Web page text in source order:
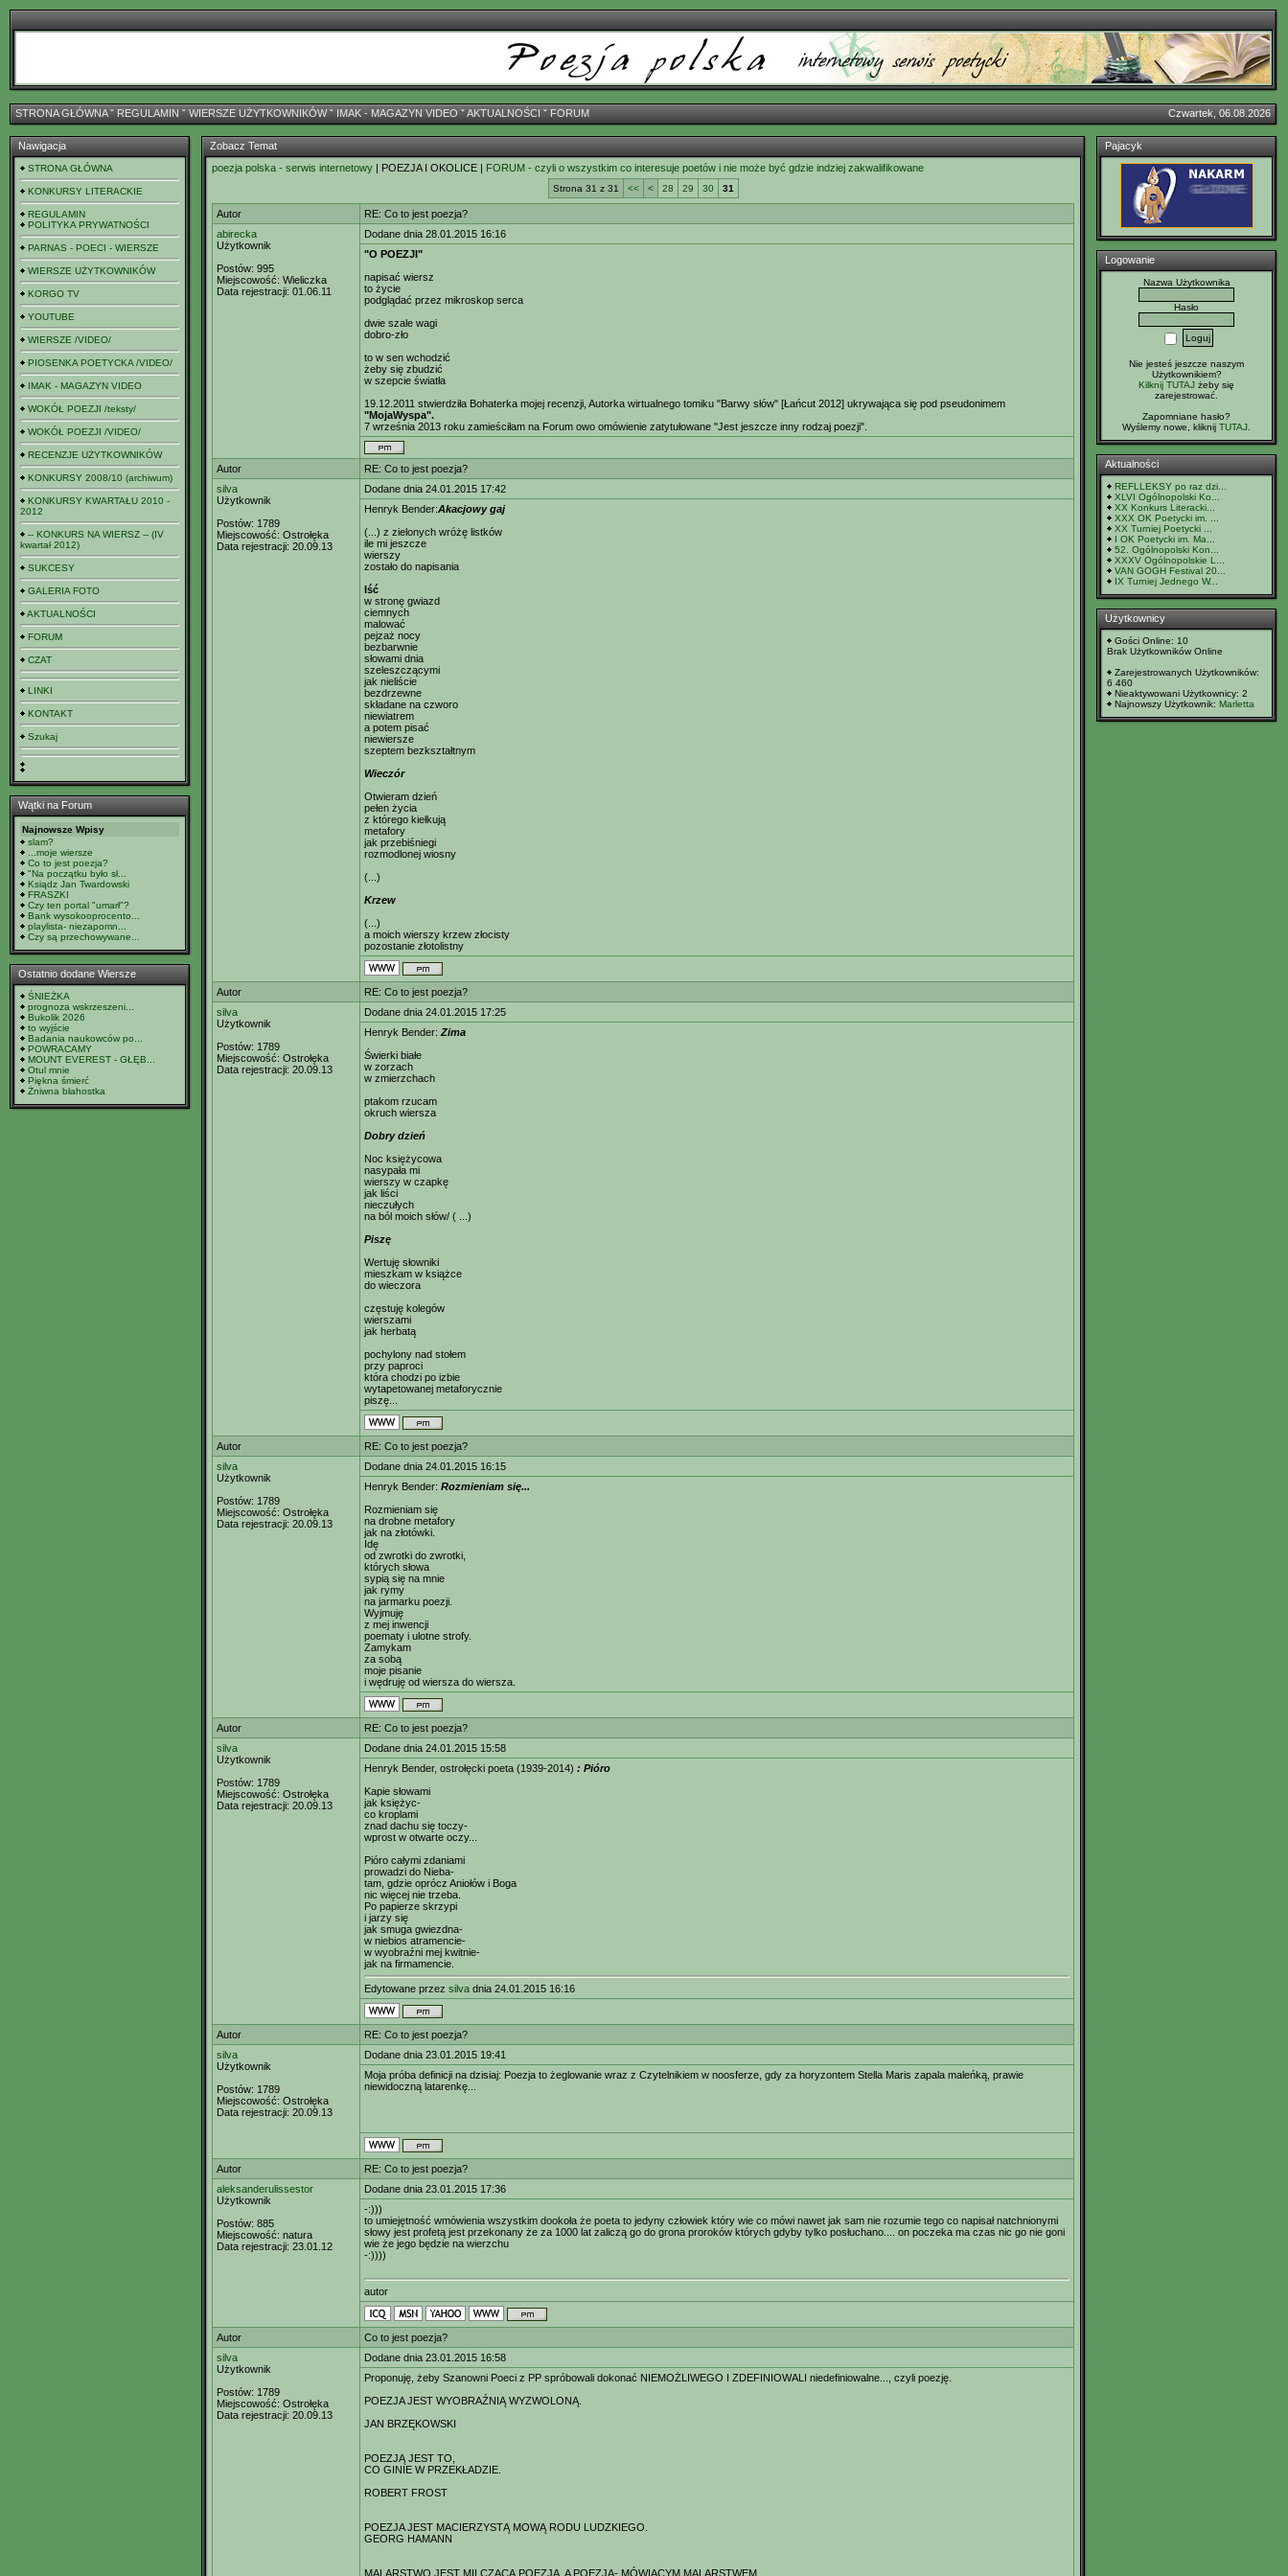
STRONA GŁÓWNAˇ REGULAMIN ˇ WIERSZE UŻYTKOWNIKÓWˇ IMAK - MAGAZYN VIDEO ˇAKTUALNOŚCI ˇ FORUM Czwartek, 06.08.2026
Nawigacja
STRONA GŁÓWNA
KONKURSY LITERACKIE
REGULAMIN
POLITYKA PRYWATNOŚCI
PARNAS - POECI - WIERSZE
WIERSZE UŻYTKOWNIKÓW
KORGO TV
YOUTUBE
WIERSZE /VIDEO/
PIOSENKA POETYCKA /VIDEO/
IMAK - MAGAZYN VIDEO
WOKÓŁ POEZJI /teksty/
WOKÓŁ POEZJI /VIDEO/
RECENZJE UŻYTKOWNIKÓW
KONKURSY 2008/10 (archiwum)
KONKURSY KWARTAŁU 2010 -
2012
-- KONKURS NA WIERSZ -- (IV
kwartał 2012)
SUKCESY
GALERIA FOTO
AKTUALNOŚCI
FORUM
CZAT
LINKI
KONTAKT
Szukaj
Wątki na Forum
Najnowsze Wpisy
slam?
...moje wiersze
Co to jest poezja?
"Na początku było sł...
Ksiądz Jan Twardowski
FRASZKI
Czy ten portal "umarł"?
Bank wysokooprocento...
playlista- niezapomn...
Czy są przechowywane...
Ostatnio dodane Wiersze
ŚNIEŻKA
prognoza wskrzeszeni...
Bukolik 2026
to wyjście
Badania naukowców po...
POWRACAMY
MOUNT EVEREST - GŁĘB...
Otul mnie
Piękna śmierć
Żniwna błahostka
Zobacz Temat
poezja polska - serwis internetowy | POEZJA I OKOLICE | FORUM - czyli o wszystkim co interesuje poetów i nie może być gdzie indziej zakwalifikowane
Strona 31 z 31 << < 28 29 30 31
Autor
RE: Co to jest poezja?
abirecka
Użytkownik
Postów: 995
Miejscowość: Wieliczka
Data rejestracji: 01.06.11
Dodane dnia 28.01.2015 16:16
"O POEZJI"
napisać wiersz
to życie
podglądać przez mikroskop serca
dwie szale wagi
dobro-zło
to w sen wchodzić
żeby się zbudzić
w szepcie światła
19.12.2011 stwierdziła Bohaterka mojej recenzji, Autorka wirtualnego tomiku "Barwy słów" [Łańcut 2012] ukrywająca się pod pseudonimem
"MojaWyspa".
7 września 2013 roku zamieściłam na Forum owo omówienie zatytułowane "Jest jeszcze inny rodzaj poezji".
Autor
RE: Co to jest poezja?
silva
Użytkownik
Postów: 1789
Miejscowość: Ostrołęka
Data rejestracji: 20.09.13
Dodane dnia 24.01.2015 17:42
Henryk Bender:Akacjowy gaj
(...) z zielonych wróżę listków
ile mi jeszcze
wierszy
zostało do napisania
Iść
w stronę gwiazd
ciemnych
malować
pejzaż nocy
bezbarwnie
słowami dnia
szeleszczącymi
jak nieliście
bezdrzewne
składane na czworo
niewiatrem
a potem pisać
niewiersze
szeptem bezkształtnym
Wieczór
Otwieram dzień
pełen życia
z którego kiełkują
metafory
jak przebiśniegi
rozmodlonej wiosny
(...)
Krzew
(...)
a moich wierszy krzew złocisty
pozostanie złotolistny
Autor
RE: Co to jest poezja?
silva
Użytkownik
Postów: 1789
Miejscowość: Ostrołęka
Data rejestracji: 20.09.13
Dodane dnia 24.01.2015 17:25
Henryk Bender: Zima
Świerki białe
w zorzach
w zmierzchach
ptakom rzucam
okruch wiersza
Dobry dzień
Noc księżycowa
nasypała mi
wierszy w czapkę
jak liści
nieczułych
na ból moich słów/ ( ...)
Piszę
Wertuję słowniki
mieszkam w książce
do wieczora
częstuję kolegów
wierszami
jak herbatą
pochylony nad stołem
przy paproci
która chodzi po izbie
wytapetowanej metaforycznie
piszę...
Autor
RE: Co to jest poezja?
silva
Użytkownik
Postów: 1789
Miejscowość: Ostrołęka
Data rejestracji: 20.09.13
Dodane dnia 24.01.2015 16:15
Henryk Bender: Rozmieniam się...
Rozmieniam się
na drobne metafory
jak na złotówki.
Idę
od zwrotki do zwrotki,
których słowa
sypią się na mnie
jak rymy
na jarmarku poezji.
Wyjmuję
z mej inwencji
poematy i ulotne strofy.
Zamykam
za sobą
moje pisanie
i wędruję od wiersza do wiersza.
Autor
RE: Co to jest poezja?
silva
Użytkownik
Postów: 1789
Miejscowość: Ostrołęka
Data rejestracji: 20.09.13
Dodane dnia 24.01.2015 15:58
Henryk Bender, ostrołęcki poeta (1939-2014) : Pióro
Kapie słowami
jak księżyc-
co kroplami
znad dachu się toczy-
wprost w otwarte oczy...
Pióro całymi zdaniami
prowadzi do Nieba-
tam, gdzie oprócz Aniołów i Boga
nic więcej nie trzeba.
Po papierze skrzypi
i jarzy się
jak smuga gwiezdna-
w niebios atramencie-
w wyobraźni mej kwitnie-
jak na firmamencie.
Edytowane przez silva dnia 24.01.2015 16:16
Autor
RE: Co to jest poezja?
silva
Użytkownik
Postów: 1789
Miejscowość: Ostrołęka
Data rejestracji: 20.09.13
Dodane dnia 23.01.2015 19:41
Moja próba definicji na dzisiaj: Poezja to żeglowanie wraz z Czytelnikiem w noosferze, gdy za horyzontem Stella Maris zapala maleńką, prawie
niewidoczną latarenkę...
Autor
RE: Co to jest poezja?
aleksanderulissestor
Użytkownik
Postów: 885
Miejscowość: natura
Data rejestracji: 23.01.12
Dodane dnia 23.01.2015 17:36
-:)))
to umiejętność wmówienia wszystkim dookoła że poeta to jedyny człowiek który wie co mówi nawet jak sam nie rozumie tego co napisał natchnionymi
słowy jest profetą jest przekonany że za 1000 lat zaliczą go do grona proroków których gdyby tylko posłuchano.... on poczeka ma czas nic go nie goni
wie że jego będzie na wierzchu
-:))))
autor
Autor
Co to jest poezja?
silva
Użytkownik
Postów: 1789
Miejscowość: Ostrołęka
Data rejestracji: 20.09.13
Dodane dnia 23.01.2015 16:58
Proponuję, żeby Szanowni Poeci z PP spróbowali dokonać NIEMOŻLIWEGO I ZDEFINIOWALI niedefiniowalne..., czyli poezję.
POEZJA JEST WYOBRAŹNIĄ WYZWOLONĄ.
JAN BRZĘKOWSKI
POEZJĄ JEST TO,
CO GINIE W PRZEKŁADZIE.
ROBERT FROST
POEZJA JEST MACIERZYSTĄ MOWĄ RODU LUDZKIEGO.
GEORG HAMANN
MALARSTWO JEST MILCZĄCĄ POEZJĄ, A POEZJA- MÓWIĄCYM MALARSTWEM.
Pajacyk
Logowanie
Nazwa Użytkownika
Hasło
Nie jesteś jeszcze naszym
Użytkownikiem?
Kilknij TUTAJ żeby się
zarejestrować.
Zapomniane hasło?
Wyślemy nowe, kliknij TUTAJ
Aktualności
REFLLEKSY po raz dzi...
XLVI Ogólnopolski Ko...
XX Konkurs Literacki...
XXX OK Poetycki im. ...
XX Turniej Poetycki ...
I OK Poetycki im. Ma...
52. Ogólnopolski Kon...
XXXV Ogólnopolskie L...
VAN GOGH Festival 20...
IX Turniej Jednego W...
Użytkownicy
Gości Online: 10
Brak Użytkowników Online
Zarejestrowanych Użytkowników:
6 460
Nieaktywowani Użytkownicy: 2
Najnowszy Użytkownik: Marletta